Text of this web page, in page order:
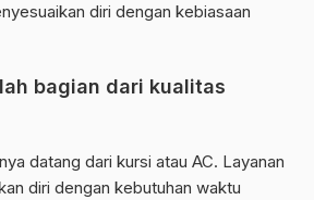
diri dengan kebiasaan
bagian dari kualitas
datang dari kursi atau AC. Layanan
diri dengan kebutuhan waktu